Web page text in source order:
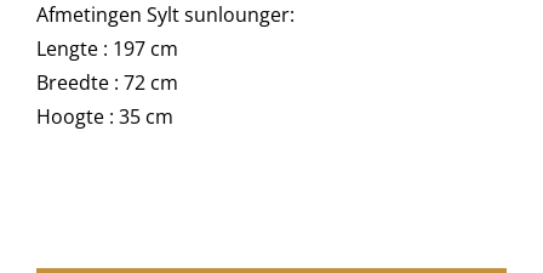
Afmetingen Sylt sunlounger:
Lengte : 197 cm
Breedte : 72 cm
Hoogte : 35 cm